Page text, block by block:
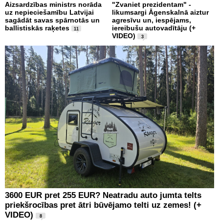
Aizsardzības ministrs norāda
uz nepieciešamību Latvijai
sagādāt savas spārnotās un
ballistiskās raķetes
11
"Zvaniet prezidentam" -
likumsargi Āgenskalnā aiztur
agresīvu un, iespējams,
iereibušu autovadītāju (+
VIDEO)
3
3600 EUR pret 255 EUR? Neatradu auto jumta telts
priekšrocības pret ātri būvējamo telti uz zemes! (+
VIDEO)
8